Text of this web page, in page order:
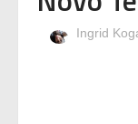
Ingrid